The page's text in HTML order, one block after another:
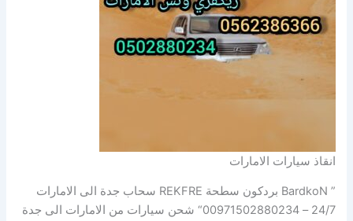
انقاذ سيارات الامارات
” BardkoN بردكون سطحة REKFRE سحاب جدة الى الامارات
24/7 – 00971502880234“ شحن سيارات من الامارات الى جدة